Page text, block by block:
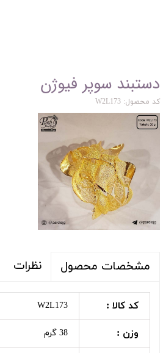
دستبند سوپر فیوژن
کد محصول: W2L173
مشخصات محصول نظرات
کد کالا : W2L173
وزن : 38 گرم